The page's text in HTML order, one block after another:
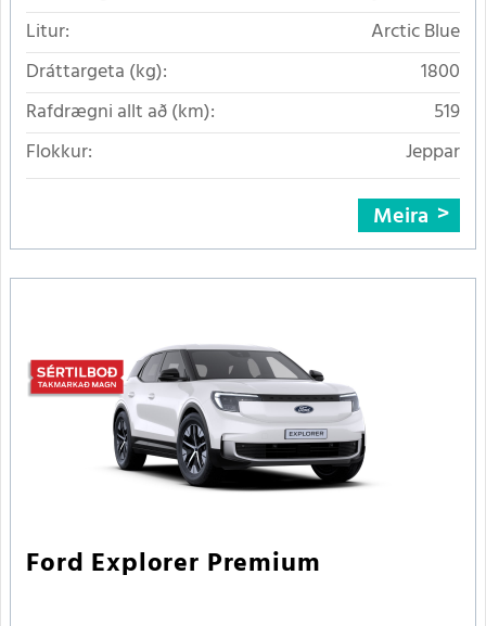
Litur:
Arctic Blue
Dráttargeta (kg):
1800
Rafdrægni allt að (km):
519
Flokkur:
Jeppar
Meira
Ford Explorer Premium